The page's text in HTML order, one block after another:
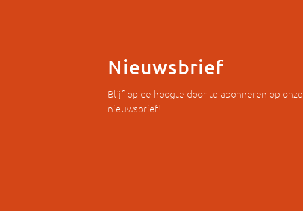
Nieuwsbrief
Blijf op de hoogte door te abonneren op onze
nieuwsbrief!